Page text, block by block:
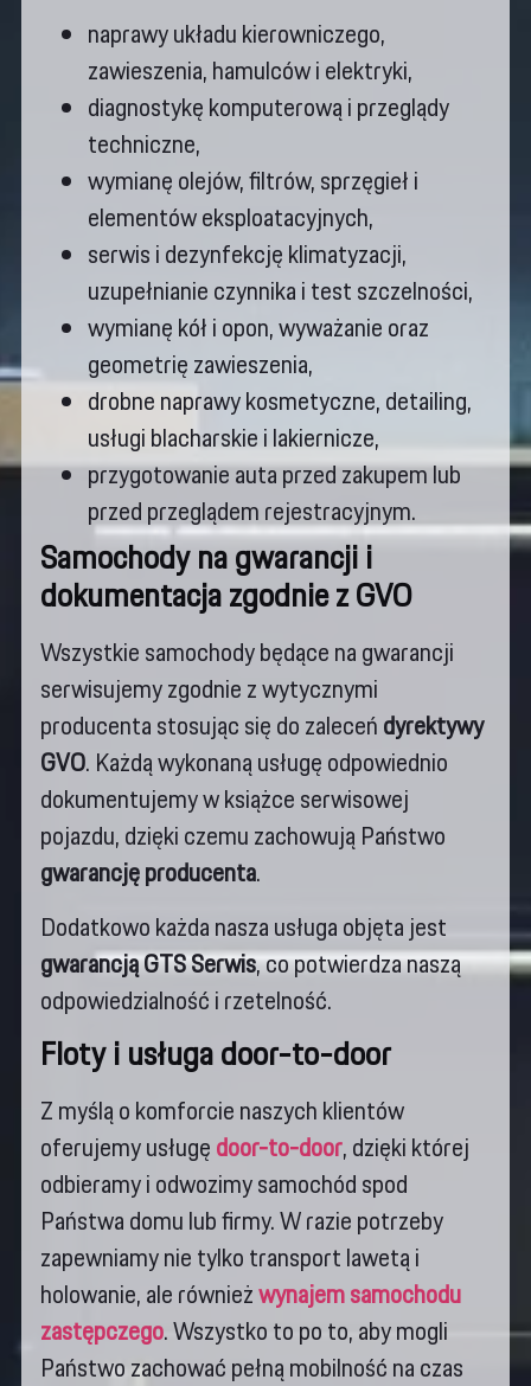
naprawy układu kierowniczego,
zawieszenia, hamulców i elektryki,
diagnostykę komputerową i przeglądy
techniczne,
wymianę olejów, filtrów, sprzęgieł i
elementów eksploatacyjnych,
serwis i dezynfekcję klimatyzacji,
uzupełnianie czynnika i test szczelności,
wymianę kół i opon, wyważanie oraz
geometrię zawieszenia,
drobne naprawy kosmetyczne, detailing,
usługi blacharskie i lakiernicze,
przygotowanie auta przed zakupem lub
przed przeglądem rejestracyjnym.
Samochody na gwarancji i
dokumentacja zgodnie z GVO
Wszystkie samochody będące na gwarancji
serwisujemy zgodnie z wytycznymi
producenta stosując się do zaleceńdyrektywy
GVO. Każdą wykonaną usługę odpowiednio
dokumentujemy w książce serwisowej
pojazdu, dzięki czemu zachowują Państwo
gwarancję producenta.
Dodatkowo każda nasza usługa objęta jest
gwarancją GTS Serwis, co potwierdza naszą
odpowiedzialność i rzetelność.
Floty i usługa door-to-door
Z myślą o komforcie naszych klientów
oferujemy usługędoor-to-door, dzięki której
odbieramy i odwozimy samochód spod
Państwa domu lub firmy. W razie potrzeby
zapewniamy nie tylko transport lawetą i
holowanie, ale równieżwynajem samochodu
zastępczego. Wszystko to po to, aby mogli
Państwo zachować pełną mobilność na czas